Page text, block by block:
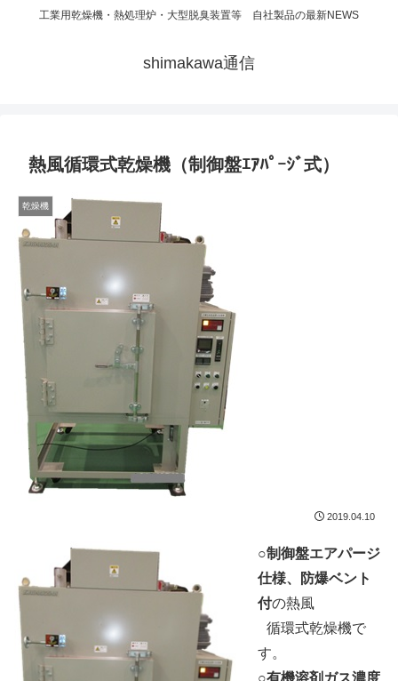
工業用乾燥機・熱処理炉・大型脱臭装置等 自社製品の最新NEWS
shimakawa通信
熱風循環式乾燥機（制御盤ｴｱﾊﾟｰｼﾞ式）
乾燥機
2019.04.10
○制御盤エアパージ
仕様、防爆ベント
付の熱風
循環式乾燥機で
す。
○有機溶剤ガス濃度